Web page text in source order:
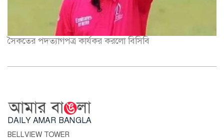
সৈকতের পদত্যাগপত্র কার্যকর করলো বিসিবি
DAILY AMAR BANGLA
BELLVIEW TOWER